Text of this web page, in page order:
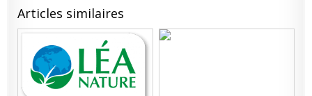
Articles similaires